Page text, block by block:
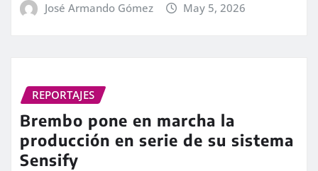
José Armando Gómez May 5, 2026
REPORTAJES
Brembo pone en marcha la
producción en serie de su sistema
Sensify